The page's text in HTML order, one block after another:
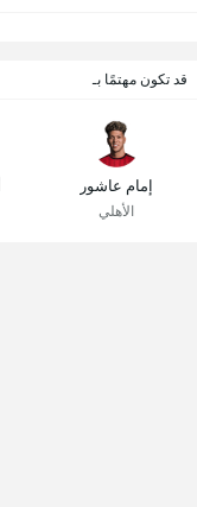
قد تكون مهتمًا بـ
إمام عاشور
الأهلي